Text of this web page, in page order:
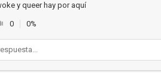
y queer hay por aquí
0 0%